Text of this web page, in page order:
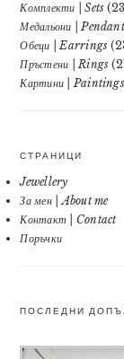
Комплекти | Sets
Медальони |
Обеци | Earrings
Пръстени | Rings
Картини | Paintings
СТРАНИЦИ
Jewellery
За мен | About me
Контакт | Contact
Поръчки
ПОСЛЕДНИ